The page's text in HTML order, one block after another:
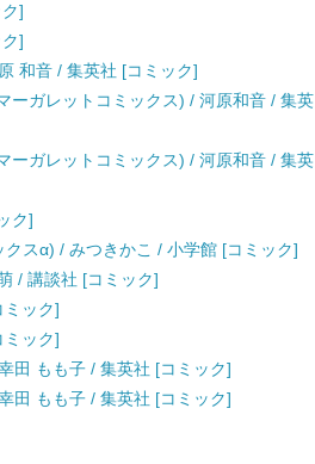
]
]
和音 / 集英社 [コミック]
ーガレットコミックス) / 河原和音 / 集英
ーガレットコミックス) / 河原和音 / 集英
ク]
スα) / みつきかこ / 小学館 [コミック]
/ 講談社 [コミック]
ック]
ック]
田 もも子 / 集英社 [コミック]
田 もも子 / 集英社 [コミック]